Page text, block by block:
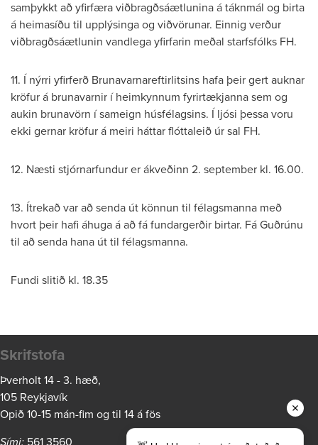
samþykkt að yfirfæra viðbragðsáætlunina á táknmál og birta
á heimasíðu til upplýsinga og viðvörunar. Einnig verður
viðbragðsáætlunin vandlega yfirfarin meðal starfsfólks FH.
11. Í nýrri yfirferð Brunavarnareftirlitsins hafa þeir gert auknar
kröfur á brunavarnir í heimkynnum fyrirtækjanna sem og
aukin brunavörn í sameign húsfélagsins. Í ljósi þessa voru
ekki gernar kröfur á meiri háttar flóttaleið úr sal FH.
12. Næsti stjórnarfundur er ákveðinn 2. september kl. 16.00.
13. Ítrekað var að senda út könnun til félagsmanna með
hvort þeir hafi áhuga á að fá fundargerðir birtar. Fá Guðrúnu
til að senda hana út til félagsmanna.
Fundi slitið kl. 18.35
Skrifstofa
Þverholt 14 - 3. hæð,
105 Reykjavík
Opið 10-15 mán-fim og til 14 á fös
Sími: 561 3560